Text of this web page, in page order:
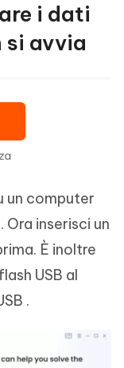
i dati
si avvia
un computer
inserisci un
È inoltre
USB al
.